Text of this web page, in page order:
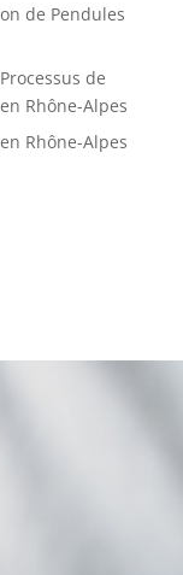
de Pendules
de
Rhône-Alpes
Rhône-Alpes